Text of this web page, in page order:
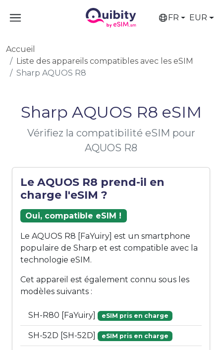
FR EUR
Accueil
Liste des appareils compatibles avec les eSIM
Sharp AQUOS R8
Sharp AQUOS R8 eSIM
Vérifiez la compatibilité eSIM pour
AQUOS R8
Le AQUOS R8 prend-il en
charge l'eSIM ?
Oui, compatible eSIM !
Le AQUOS R8 [FaYuiry] est un smartphone
populaire de Sharp et est compatible avec la
technologie eSIM.
Cet appareil est également connu sous les
modèles suivants :
SH-R80 [FaYuiry] eSIM pris en charge
SH-52D [SH-52D] eSIM pris en charge